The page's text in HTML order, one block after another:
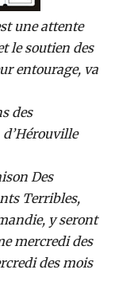
une attente
le soutien des
entourage, va
des
Des
Terribles,
y seront
mercredi des
des mois